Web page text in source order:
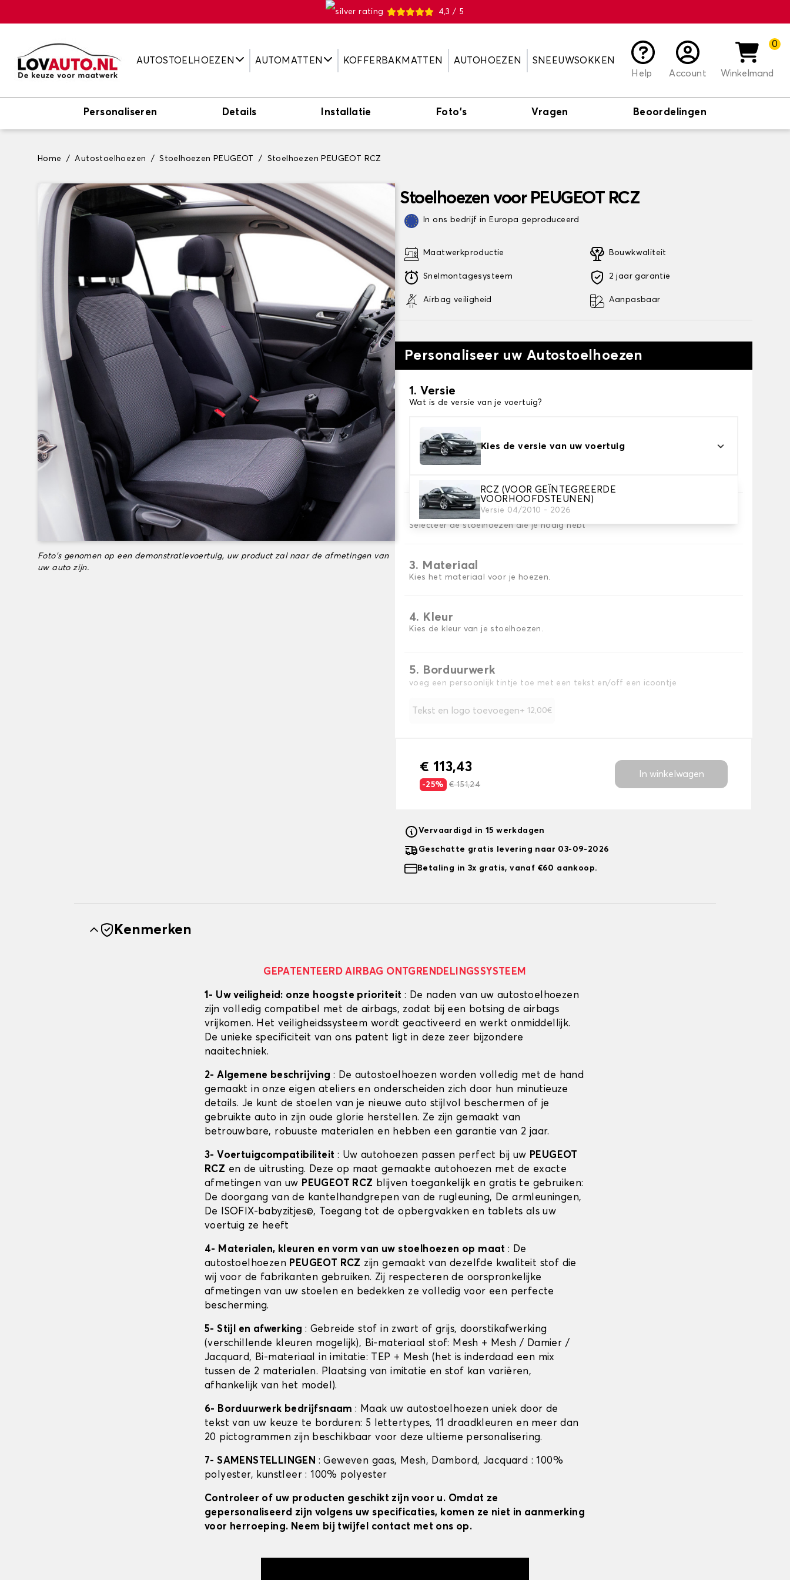
4,3 / 5
AUTOSTOELHOEZEN AUTOMATTEN KOFFERBAKMATTEN AUTOHOEZEN
SNEEUWSOKKEN
Help
Account
0
Winkelmand
Personaliseren Details Installatie Foto's Vragen Beoordelingen
Home Autostoelhoezen Stoelhoezen PEUGEOT Stoelhoezen PEUGEOT RCZ
Foto's genomen op een demonstratievoertuig, uw product zal naar de afmetingen van
uw auto zijn.
Stoelhoezen voor PEUGEOT RCZ
In ons bedrijf in Europa geproduceerd
Maatwerkproductie
Snelmontagesysteem
Airbag veiligheid
Bouwkwaliteit
2 jaar garantie
Aanpasbaar
Personaliseer uw Autostoelhoezen
1. Versie
Wat is de versie van je voertuig?
Kies de versie van uw voertuig
RCZ (VOOR GEÏNTEGREERDE
VOORHOOFDSTEUNEN)
Versie 04/2010 - 2026
2. Set hoezen
Selecteer de stoelhoezen die je nodig hebt
3. Materiaal
Kies het materiaal voor je hoezen.
4. Kleur
Kies de kleur van je stoelhoezen.
5. Borduurwerk
voeg een persoonlijk tintje toe met een tekst en/off een icoontje
Tekst en logo toevoegen + 12,00€
€ 113,43
-25% € 151,24
In winkelwagen
Vervaardigd in 15 werkdagen
Geschatte gratis levering naar 03-09-2026
Betaling in 3x gratis, vanaf €60 aankoop.
Kenmerken
GEPATENTEERD AIRBAG ONTGRENDELINGSSYSTEEM
1- Uw veiligheid: onze hoogste prioriteit : De naden van uw autostoelhoezen
zijn volledig compatibel met de airbags, zodat bij een botsing de airbags
vrijkomen. Het veiligheidssysteem wordt geactiveerd en werkt onmiddellijk.
De unieke specificiteit van ons patent ligt in deze zeer bijzondere
naaitechniek.
2- Algemene beschrijving : De autostoelhoezen worden volledig met de hand
gemaakt in onze eigen ateliers en onderscheiden zich door hun minutieuze
details. Je kunt de stoelen van je nieuwe auto stijlvol beschermen of je
gebruikte auto in zijn oude glorie herstellen. Ze zijn gemaakt van
betrouwbare, robuuste materialen en hebben een garantie van 2 jaar.
3- Voertuigcompatibiliteit : Uw autohoezen passen perfect bij uw PEUGEOT
RCZ en de uitrusting. Deze op maat gemaakte autohoezen met de exacte
afmetingen van uw PEUGEOT RCZ blijven toegankelijk en gratis te gebruiken:
De doorgang van de kantelhandgrepen van de rugleuning, De armleuningen,
De ISOFIX-babyzitjes©, Toegang tot de opbergvakken en tablets als uw
voertuig ze heeft
4- Materialen, kleuren en vorm van uw stoelhoezen op maat: De
autostoelhoezen PEUGEOT RCZ zijn gemaakt van dezelfde kwaliteit stof die
wij voor de fabrikanten gebruiken. Zij respecteren de oorspronkelijke
afmetingen van uw stoelen en bedekken ze volledig voor een perfecte
bescherming.
5- Stijl en afwerking : Gebreide stof in zwart of grijs, doorstikafwerking
(verschillende kleuren mogelijk), Bi-materiaal stof: Mesh + Mesh / Damier /
Jacquard, Bi-materiaal in imitatie: TEP + Mesh (het is inderdaad een mix
tussen de 2 materialen. Plaatsing van imitatie en stof kan variëren,
afhankelijk van het model).
6- Borduurwerk bedrijfsnaam: Maak uw autostoelhoezen uniek door de
tekst van uw keuze te borduren: 5 lettertypes, 11 draadkleuren en meer dan
20 pictogrammen zijn beschikbaar voor deze ultieme personalisering.
7- SAMENSTELLINGEN : Geweven gaas, Mesh, Dambord, Jacquard : 100%
polyester, kunstleer : 100% polyester
Controleer of uw producten geschikt zijn voor u. Omdat ze
gepersonaliseerd zijn volgens uw specificaties, komen ze niet in aanmerking
voor herroeping. Neem bij twijfel contact met ons op.